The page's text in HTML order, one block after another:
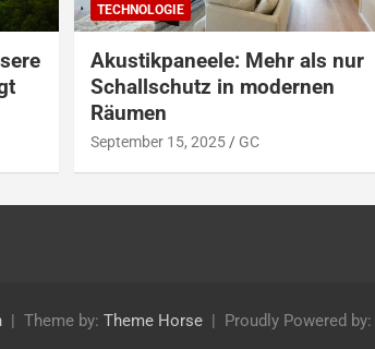
TECHNOLOGIE
Akustikpaneele: Mehr als nur
Schallschutz in modernen
Räumen
September 15, 2025 GC
Theme by: Theme Horse Proudly Powered by: